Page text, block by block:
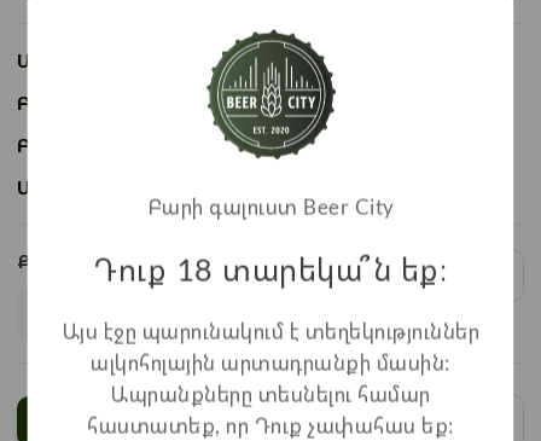
Առկայություն:
Առկա է
Բաժնի անվանում: Շշալցված գարեջուր
Բրենդ:
Ապրանքի ID:
Քանակ:
1 x2.900=
Ավելացնել
Բարի գալուստ Beer City
Դուք 18 տարեկա՞ն եք։
Այս էջը պարունակում է տեղեկություններ
ալկոհոլային արտադրանքի մասին:
Ապրանքները տեսնելու համար
հաստատեք, որ Դուք չափահաս եք: